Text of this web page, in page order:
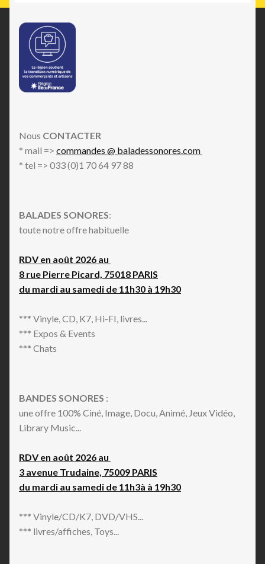
Nous CONTACTER
* mail => commandes @ baladessonores.com
* tel => 033 (0)1 70 64 97 88
BALADES SONORES:
toute notre offre habituelle
RDV en août 2026 au
8 rue Pierre Picard, 75018 PARIS
du mardi au samedi de 11h30 à 19h30
*** Vinyle, CD, K7, Hi-FI, livres...
*** Expos & Events
*** Chats
BANDES SONORES :
une offre 100% Ciné, Image, Docu, Animé, Jeux Vidéo,
Library Music...
RDV en août 2026 au
3 avenue Trudaine, 75009 PARIS
du mardi au samedi de 11h3à à 19h30
*** Vinyle/CD/K7, DVD/VHS...
*** livres/affiches, Toys...